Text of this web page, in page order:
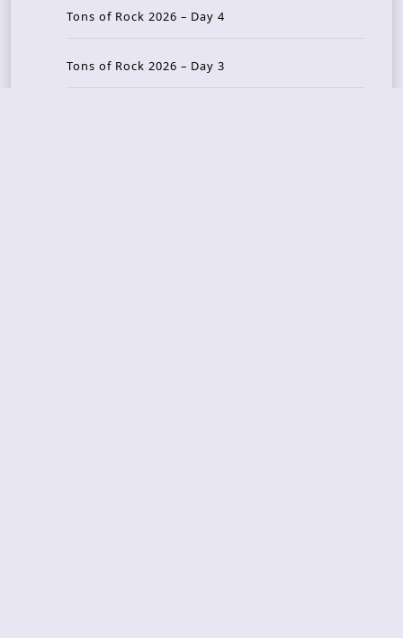
Tons of Rock 2026 – Day 4
Tons of Rock 2026 – Day 3